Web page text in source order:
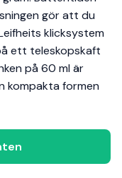
gör att du
klicksystem
ett teleskopskaft
på 60 ml är
kompakta formen